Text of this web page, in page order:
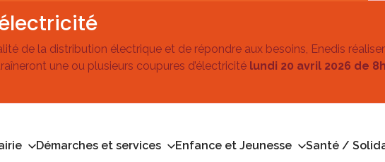
de la distribution électrique et de répondre aux besoins, Enedis
une ou plusieurs coupures d’électricité lundi 20 avril 2026 de
Démarches et services Enfance et Jeunesse
Santé /